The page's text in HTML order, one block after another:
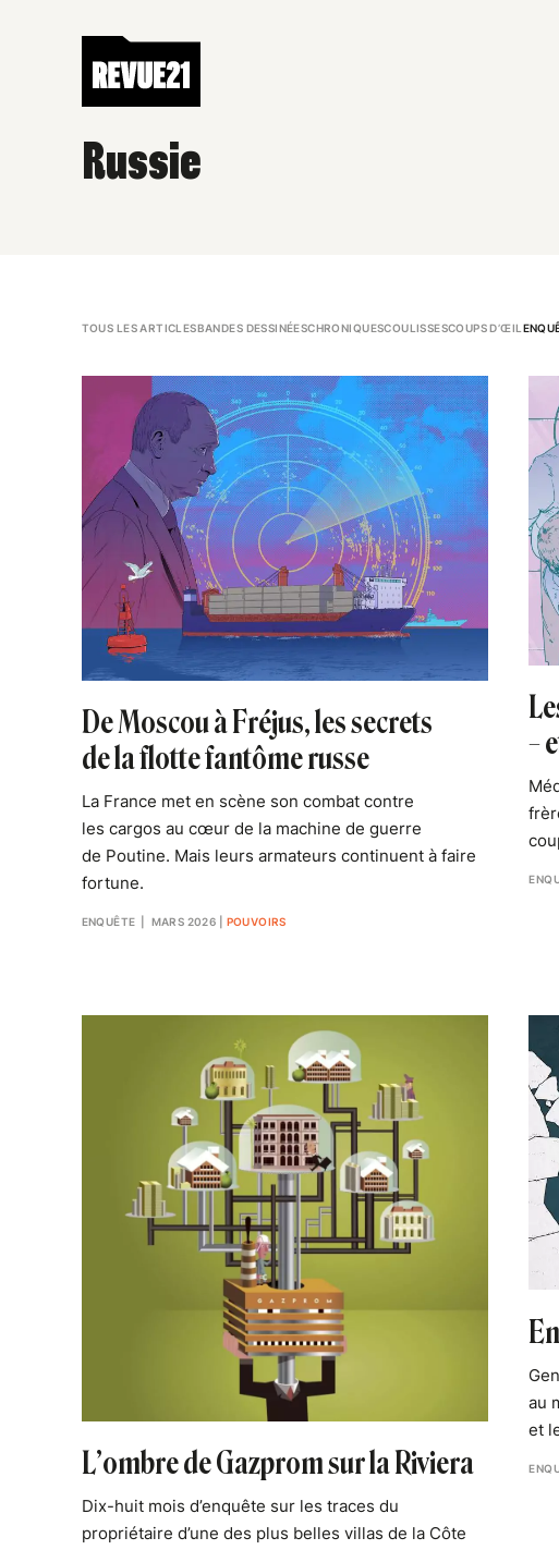
Russie
TOUS LES ARTICLESBANDES DESSINÉESCHRONIQUESCOULISSESCOUPS D’ŒIL
De Moscou à Fréjus, les secrets
de la flotte fantôme russe
La France met en scène son combat contre
les cargos au cœur de la machine de guerre
de Poutine. Mais leurs armateurs continuent à faire
fortune.
ENQUÊTE | MARS 2026 POUVOIRS
–
L’ombre de Gazprom sur la Riviera
Dix-huit mois d’enquête sur les traces du
propriétaire d’une des plus belles villas de la Côte
au
et